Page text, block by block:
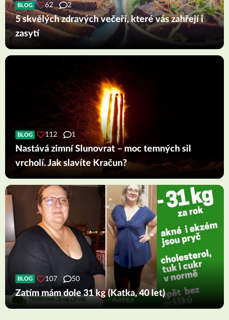
BLOG 62 2
5 skvělých zdravých večeří, které vás zahřejí i
zasytí
BLOG 112 1
Nastává zimní Slunovrat – moc temných sil
vrcholí. Jak slavíte Kračun?
BLOG 107 50
Zatím mám dole 31 kg (Katka, 40 let)